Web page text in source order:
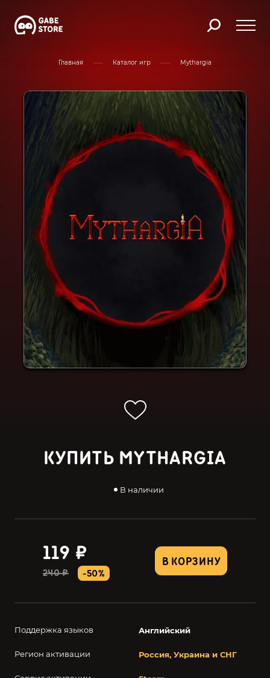
Главная Каталог игр Mythargia
КУПИТЬ MYTHARGIA
В наличии
В КОРЗИНУ
119 ₽
240 ₽ -50%
Поддержка языков Английский
Регион активации Россия, Украина и СНГ